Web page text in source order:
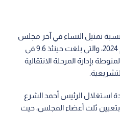
تمثيل النساء في آخر مجلس
شعب انتخب في عهد الأسد عام 2024، والتي بلغت حينئذ 9.6 في
بإدارة المرحلة الانتقالية
استغلال الرئيس أحمد الشرع
بتعيين ثلث أعضاء المجلس، حيث